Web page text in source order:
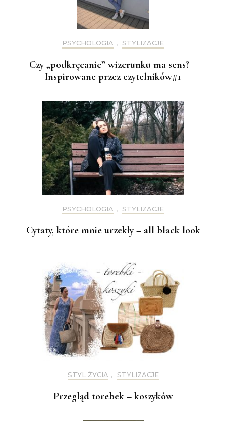
PSYCHOLOGIA , STYLIZACJE
Czy „podkręcanie” wizerunku ma sens? –
Inspirowane przez czytelników#1
PSYCHOLOGIA , STYLIZACJE
Cytaty, które mnie urzekły – all black look
STYL ŻYCIA , STYLIZACJE
Przegląd torebek – koszyków